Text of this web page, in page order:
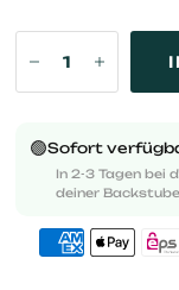
🟢Sofort
In 2-3 Tagen bei
deiner Backstube